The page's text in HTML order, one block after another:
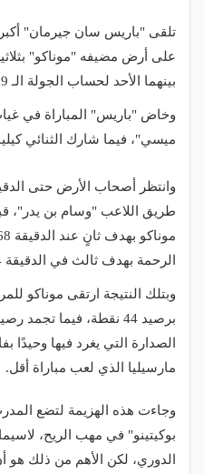
تلقى "باريس سان جيرمان"
على أرض مضيفه "موناكو"
بينهما الأحد لحساب الجولة الـ 29 من الدوري الفرنسي.
وخاض "باريس" المباراة في
ميسي"، فيما شارك الثنائي
طريق اللاعب "وسام بن يدر"،
الرحمة بهدف ثالث في الدقيقة 84.
وبتلك النتيجة ارتقى موناكو
مارسيليا الذي لعب مباراة أقل.
وجاءت هذه الهزيمة لتضع
بوكيتينو" في مهب الريح،
الدوري، لكن الأهم من ذلك